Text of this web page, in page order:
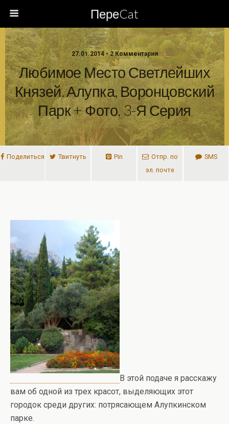
ПереCat
27.01.2014 • 2 Комментария
Любимое Место Светлейших
Князей. Алупка, Воронцовский
Парк + Фото, 3-Я Серия
Поделиться Твитнуть Pin
Отпр. по
эл. почте
SMS
В этой подаче я расскажу
вам об одной из трех красот, выделяющих этот
городок среди других: потрясающем Алупкинском
парке.